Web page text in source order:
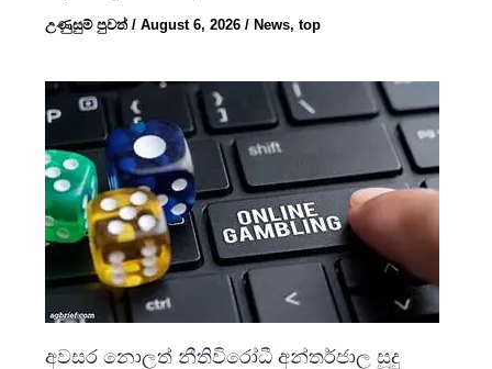
උණුසුම් පුවත්/August 6, 2026/News,top
අවසර නොලත් නීතිවිරෝධී අන්තර්ජාල සූදු